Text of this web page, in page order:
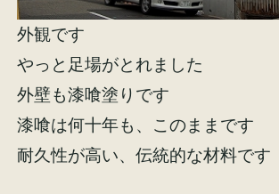
外観です
やっと足場がとれました
外壁も漆喰塗りです
漆喰は何十年も、このままです
耐久性が高い、伝統的な材料です